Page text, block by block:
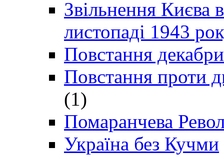
Звільнення Києва
листопаді 1943
Повстання
Повстання проти
(1)
Помаранчева
Україна без Кучми